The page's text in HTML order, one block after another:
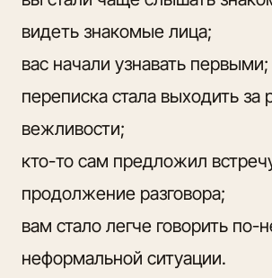
видеть знакомые лица;
вас начали узнавать первыми;
переписка стала выходить за
вежливости;
кто-то сам предложил
продолжение разговора;
вам стало легче говорить по-
неформальной ситуации.